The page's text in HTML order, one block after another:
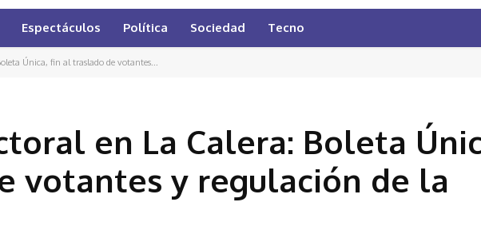
Espectáculos Política Sociedad Tecno
Única, fin al traslado de votantes...
en La Calera: Boleta
votantes y regulación de la